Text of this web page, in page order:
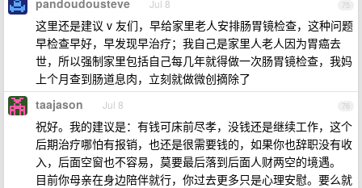
75
pandoudousteve Jul 8
这里还是建议 v 友们，早给家里老人安排肠胃镜检查，这种问题
早检查早好，早发现早治疗；我自己是家里人老人因为胃癌去
世，所以强制家里包括自己每几年就得做一次肠胃镜检查，我妈
上个月查到肠道息肉，立刻就做微创摘除了
76
taajason Jul 8
祝好。我的建议是：有钱可床前尽孝，没钱还是继续工作，这个
后期治疗哪怕有报销，也还是很需要钱的，如果你也辞职没有收
入，后面空窗也不容易，莫要最后落到后面人财两空的境遇。
目前你母亲在身边陪伴就行，你过去更多只是心理安慰。要么就